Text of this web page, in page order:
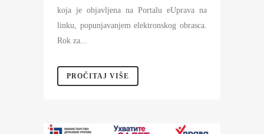
koja je objavljena na Portalu eUprava na
linku, popunjavanjem elektronskog obrasca.
Rok za...
PROČITAJ VIŠE